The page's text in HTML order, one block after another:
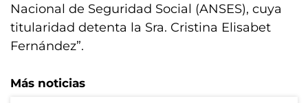
Nacional de Seguridad Social (ANSES), cuya
titularidad detenta la Sra. Cristina Elisabet
Fernández”.
Más noticias